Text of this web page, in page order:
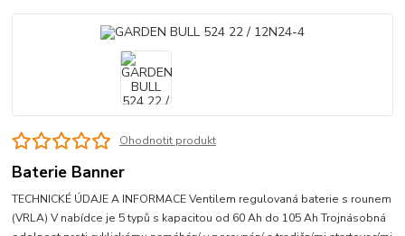
Ohodnotit produkt
Baterie Banner
TECHNICKÉ ÚDAJE A INFORMACE Ventilem regulovaná baterie s rounem
(VRLA) V nabídce je 5 typů s kapacitou od 60 Ah do 105 Ah Trojnásobná